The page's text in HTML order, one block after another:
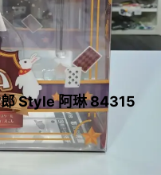
Style 阿琳 84315